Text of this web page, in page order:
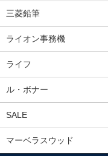
三菱鉛筆
ライオン事務機
ライフ
ル・ボナー
SALE
マーベラスウッド